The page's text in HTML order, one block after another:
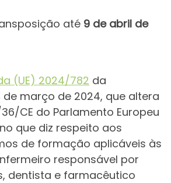
até 9 de abril de
(UE) 2024/782 da
março de 2024, que altera
CE do Parlamento Europeu
que diz respeito aos
de formação aplicáveis às
responsável por
dentista e farmacêutico